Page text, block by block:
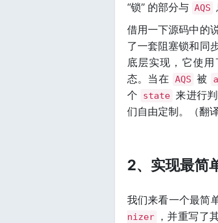
“锁” 的部分与 AQS
借用一下源码中的
了一套阻塞锁和同
底层实现，它使
态。当在
AQS 被
个
state 来进行
们自由定制。（翻
2、实现最简
我们来看一个最简
nizer
，并重写了